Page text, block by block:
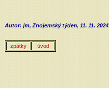
Autor: jm, Znojemský týden, 11. 11. 2024
zpátky úvod